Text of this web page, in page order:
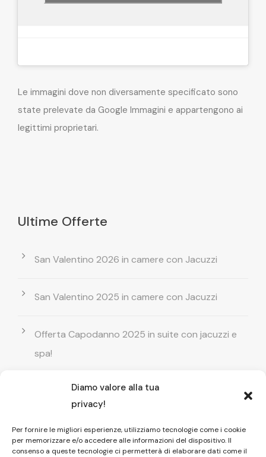
Diamo valore alla tua
privacy!
Per fornire le migliori esperienze, utilizziamo tecnologie come i cookie
per memorizzare e/o accedere alle informazioni del dispositivo. Il
consenso a queste tecnologie ci permetterà di elaborare dati come il
Le immagini dove non diversamente specificato sono
state prelevate da Google Immagini e appartengono ai
legittimi proprietari.
Ultime Offerte
San Valentino 2026 in camere con Jacuzzi
San Valentino 2025 in camere con Jacuzzi
Offerta Capodanno 2025 in suite con jacuzzi e
spa!
Offerta Natale in camera con vasca
idromassaggio ! Prenota il tuo relax esclusivo
Entrata GRATUITA in Piscina esterna! Il tuo relax